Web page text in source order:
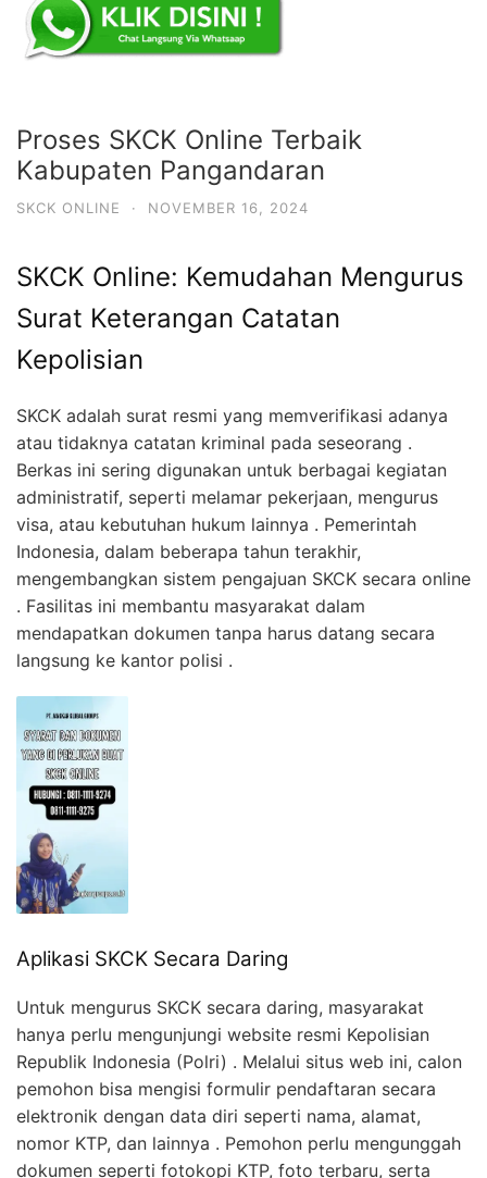
Proses SKCK Online Terbaik
Kabupaten Pangandaran
SKCK ONLINE · NOVEMBER 16, 2024
SKCK Online: Kemudahan Mengurus
Surat Keterangan Catatan
Kepolisian
SKCK adalah surat resmi yang memverifikasi adanya
atau tidaknya catatan kriminal pada seseorang .
Berkas ini sering digunakan untuk berbagai kegiatan
administratif, seperti melamar pekerjaan, mengurus
visa, atau kebutuhan hukum lainnya . Pemerintah
Indonesia, dalam beberapa tahun terakhir,
mengembangkan sistem pengajuan SKCK secara online
. Fasilitas ini membantu masyarakat dalam
mendapatkan dokumen tanpa harus datang secara
langsung ke kantor polisi .
Aplikasi SKCK Secara Daring
Untuk mengurus SKCK secara daring, masyarakat
hanya perlu mengunjungi website resmi Kepolisian
Republik Indonesia (Polri) . Melalui situs web ini, calon
pemohon bisa mengisi formulir pendaftaran secara
elektronik dengan data diri seperti nama, alamat,
nomor KTP, dan lainnya . Pemohon perlu mengunggah
dokumen seperti fotokopi KTP, foto terbaru, serta